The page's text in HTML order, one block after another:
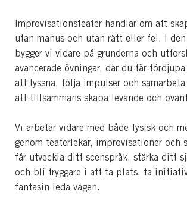
Improvisationsteater handlar om att
utan manus och utan rätt eller fel. I den
bygger vi vidare på grunderna och
avancerade övningar, där du får
att lyssna, följa impulser och
att tillsammans skapa levande och
Vi arbetar vidare med både fysisk och
genom teaterlekar, improvisationer och
får utveckla ditt scenspråk, stärka ditt
och bli tryggare i att ta plats, ta
fantasin leda vägen.